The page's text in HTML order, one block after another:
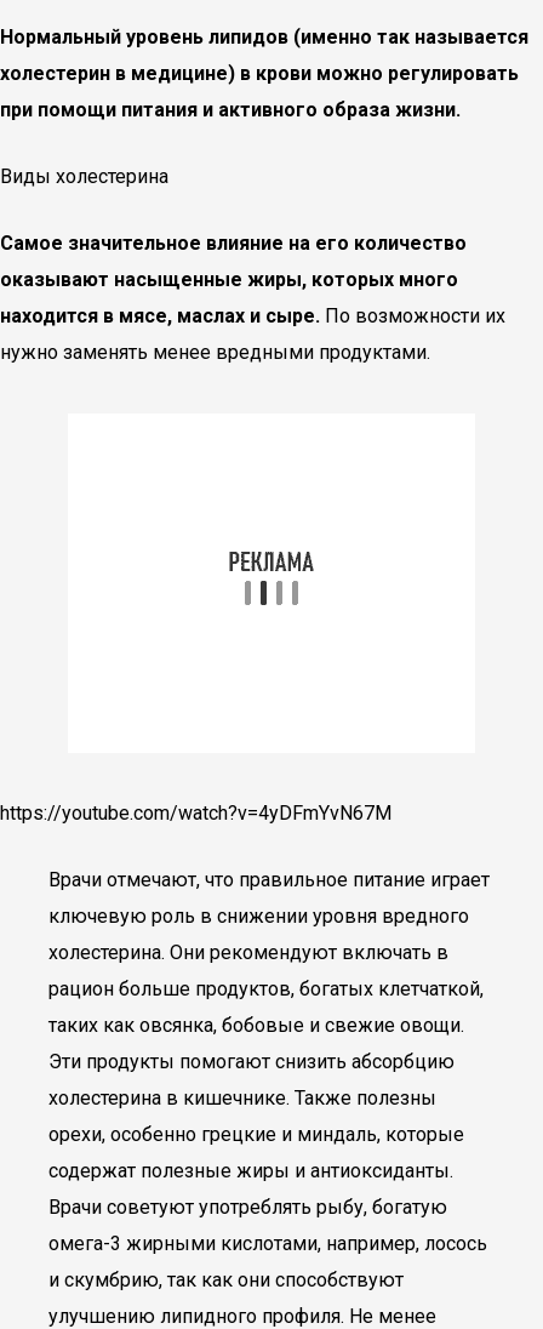
Нормальный уровень липидов (именно так называется
холестерин в медицине) в крови можно регулировать
при помощи питания и активного образа жизни.
Виды холестерина
Самое значительное влияние на его количество
оказывают насыщенные жиры, которых много
находится в мясе, маслах и сыре. По возможности их
нужно заменять менее вредными продуктами.
https://youtube.com/watch?v=4yDFmYvN67M
Врачи отмечают, что правильное питание играет
ключевую роль в снижении уровня вредного
холестерина. Они рекомендуют включать в
рацион больше продуктов, богатых клетчаткой,
таких как овсянка, бобовые и свежие овощи.
Эти продукты помогают снизить абсорбцию
холестерина в кишечнике. Также полезны
орехи, особенно грецкие и миндаль, которые
содержат полезные жиры и антиоксиданты.
Врачи советуют употреблять рыбу, богатую
омега-3 жирными кислотами, например, лосось
и скумбрию, так как они способствуют
улучшению липидного профиля. Не менее